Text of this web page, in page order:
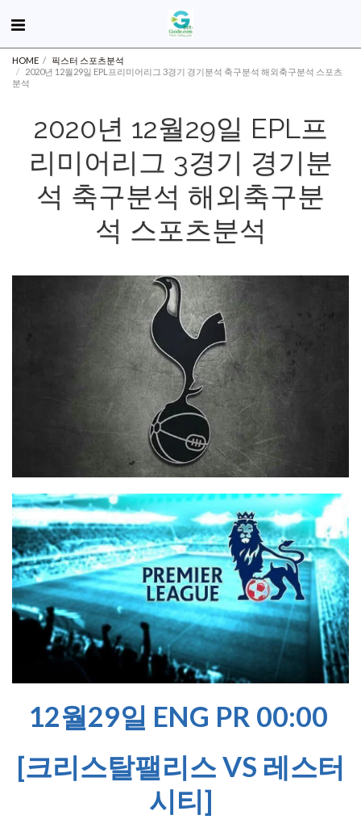
HOME
픽스터 스포츠분석
2020년 12월29일 EPL프리미어리그 3경기 경기분석 축구분석 해외축구분석 스포츠
분석
2020년 12월29일 EPL프
리미어리그 3경기 경기분
석 축구분석 해외축구분
석 스포츠분석
12월29일 ENG PR 00:00
[크리스탈팰리스 VS 레스터
시티]